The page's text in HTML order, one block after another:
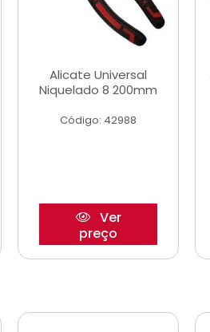
Alicate Universal
Niquelado 8 200mm
Código: 42988
Ver
preço